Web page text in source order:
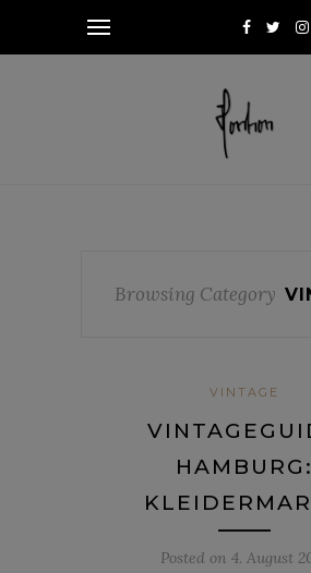
Browsing Category
VINTAGE
HAMBURG:
Posted on 4. August